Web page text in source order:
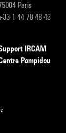
Paris
1 44 78 48 43
IRCAM
Pompidou